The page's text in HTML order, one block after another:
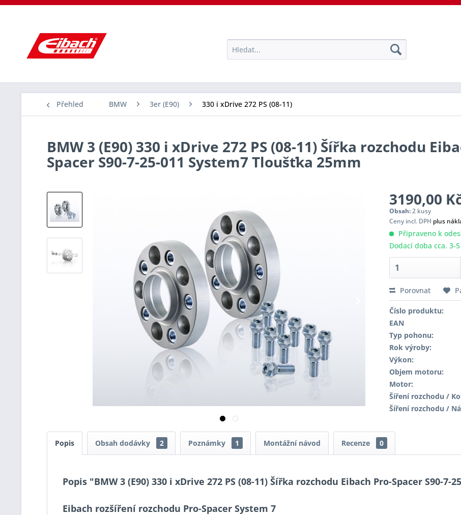
Přehled BMW 3er (E90) 330 i xDrive 272 PS (08-11)
BMW 3 (E90) 330 i xDrive 272 PS (08-11) Šířka rozchodu
Spacer S90-7-25-011 System7 Tloušťka 25mm
3190,00
Obsah:2 kusy
Ceny incl. DPH plus
Připraveno k
Dodací doba cca. 3-
Porovnat
Číslo produktu:
EAN
Typ pohonu:
Rok výroby:
Výkon:
Objem motoru:
Motor:
Šíření rozchodu /
Šíření rozchodu /
Popis Obsah dodávky 2 Poznámky 1 Montážní návod Recenze 0
Popis "BMW 3 (E90) 330 i xDrive 272 PS (08-11) Šířka rozchodu Eibach Pro-Spacer S90-
Eibach rozšíření rozchodu Pro-Spacer System 7